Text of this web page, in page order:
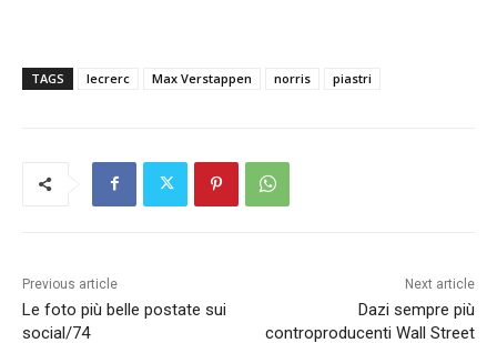
TAGS lecrerc Max Verstappen norris piastri
Previous article
Le foto più belle postate sui
social/74
Next article
Dazi sempre più
controproducenti Wall Street